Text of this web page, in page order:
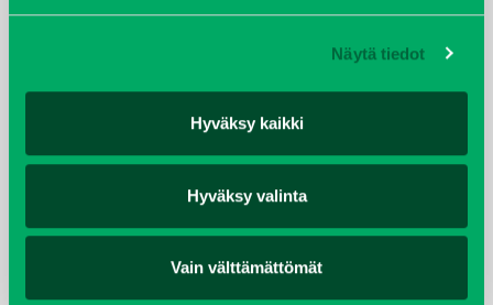
Näytä tiedot
Hyväksy kaikki
Hyväksy valinta
Vain välttämättömät
huhtikuu 2019
helmikuu 2019
tammikuu 2018